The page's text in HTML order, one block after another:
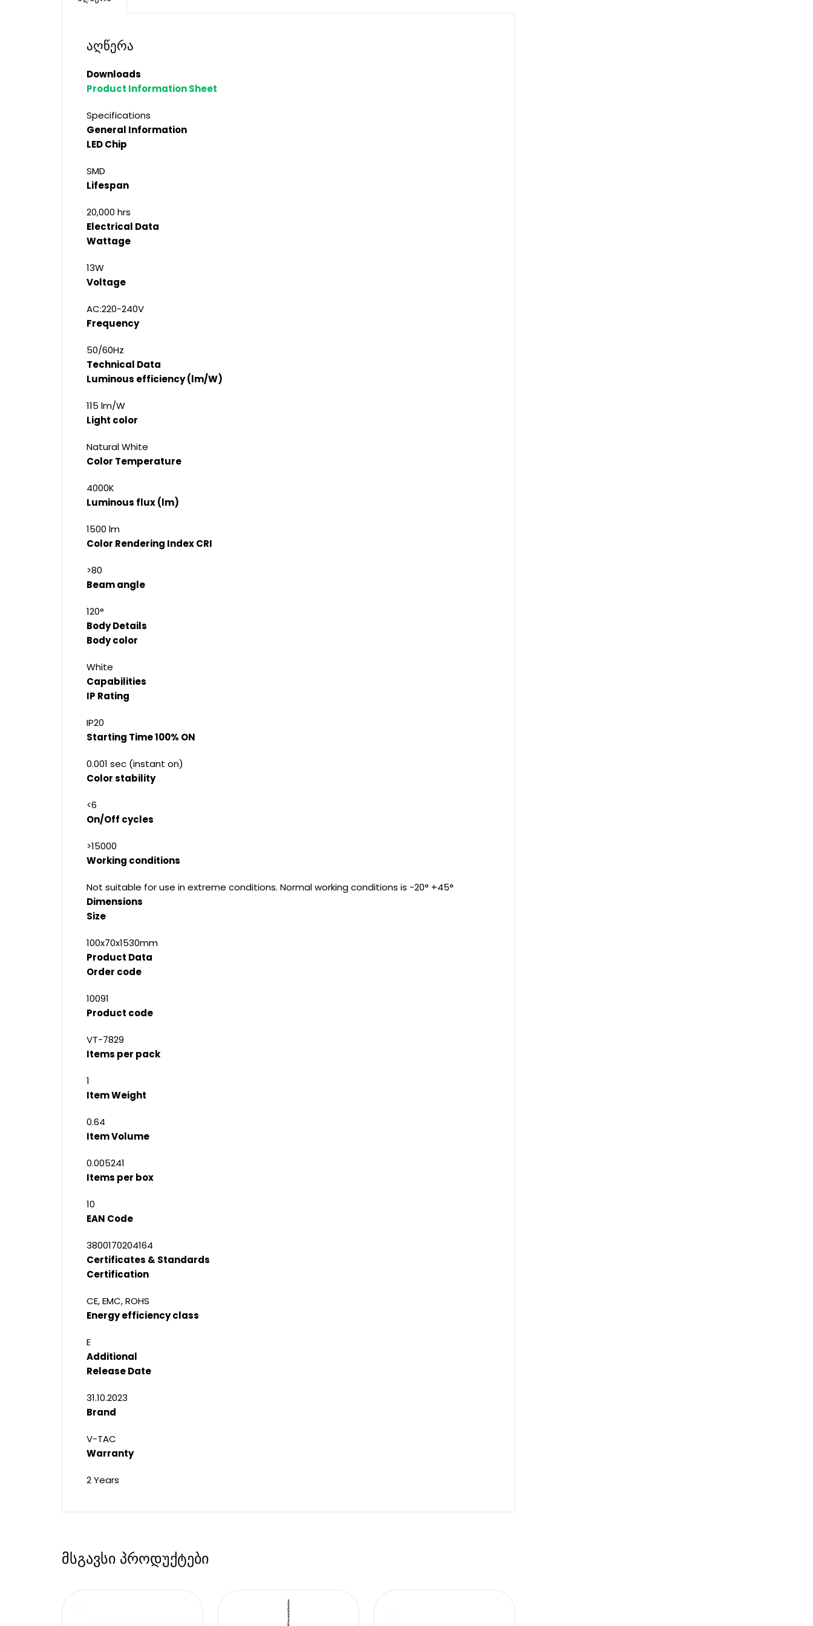
აღწერა
Downloads
Product Information Sheet
Specifications
General Information
LED Chip
SMD
Lifespan
20,000 hrs
Electrical Data
Wattage
13W
Voltage
AC:220-240V
Frequency
50/60Hz
Technical Data
Luminous efficiency (lm/W)
115 lm/W
Light color
Natural White
Color Temperature
4000K
Luminous flux (lm)
1500 lm
Color Rendering Index CRI
>80
Beam angle
120°
Body Details
Body color
White
Capabilities
IP Rating
IP20
Starting Time 100% ON
0.001 sec (instant on)
Color stability
<6
On/Off cycles
>15000
Working conditions
Not suitable for use in extreme conditions. Normal working conditions is -20° +45°
Dimensions
Size
100x70x1530mm
Product Data
Order code
10091
Product code
VT-7829
Items per pack
1
Item Weight
0.64
Item Volume
0.005241
Items per box
10
EAN Code
3800170204164
Certificates & Standards
Certification
CE, EMC, ROHS
Energy efficiency class
E
Additional
Release Date
31.10.2023
Brand
V-TAC
Warranty
2 Years
მსგავსი პროდუქტები